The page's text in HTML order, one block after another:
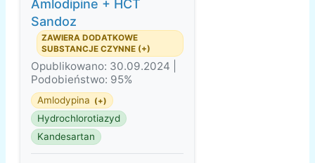
Amlodipine + HCT
Sandoz
ZAWIERA DODATKOWE
SUBSTANCJE CZYNNE (+)
Opublikowano: 30.09.2024 |
Podobieństwo: 95%
Amlodypina (+)
Hydrochlorotiazyd
Kandesartan